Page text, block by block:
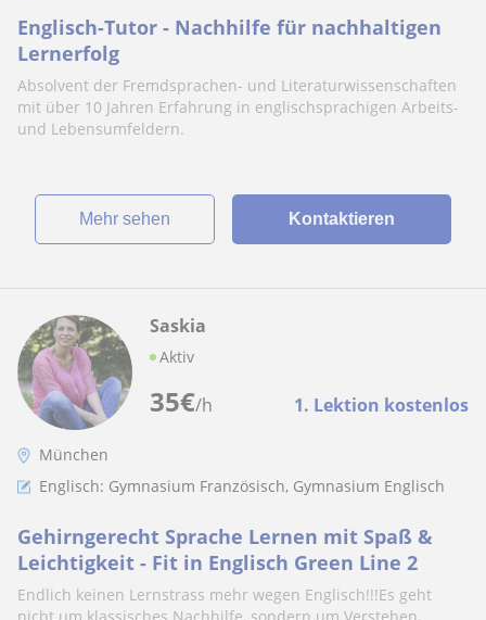
Englisch-Tutor - Nachhilfe für nachhaltigen
Lernerfolg
Absolvent der Fremdsprachen- und Literaturwissenschaften
mit über 10 Jahren Erfahrung in englischsprachigen Arbeits-
und Lebensumfeldern.
Mehr sehen Kontaktieren
35€/h 1. Lektion kostenlos
Saskia
Aktiv
München
Englisch: Gymnasium Französisch, Gymnasium Englisch
Gehirngerecht Sprache Lernen mit Spaß &
Leichtigkeit - Fit in Englisch Green Line 2
Endlich keinen Lernstrass mehr wegen Englisch!!!Es geht